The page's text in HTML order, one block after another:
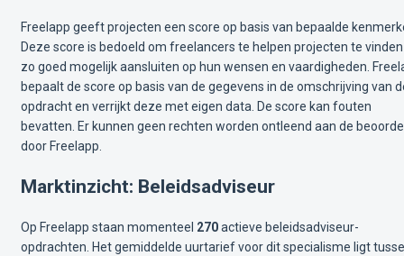
Freelapp geeft projecten een score op basis van bepaalde
Deze score is bedoeld om freelancers te helpen projecten te
zo goed mogelijk aansluiten op hun wensen en vaardigheden.
bepaalt de score op basis van de gegevens in de omschrijving van
opdracht en verrijkt deze met eigen data. De score kan fouten
bevatten. Er kunnen geen rechten worden ontleend aan de
door Freelapp.
Marktinzicht: Beleidsadviseur
Op Freelapp staan momenteel 270actieve beleidsadviseur-
opdrachten. Het gemiddelde uurtarief voor dit specialisme ligt